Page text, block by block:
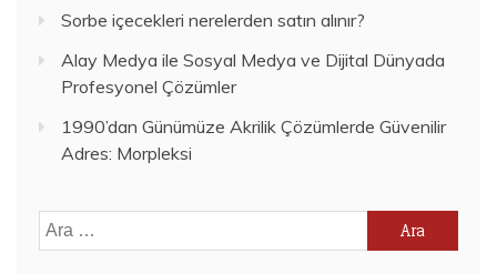
Sorbe içecekleri nerelerden satın alınır?
Alay Medya ile Sosyal Medya ve Dijital Dünyada
Profesyonel Çözümler
1990’dan Günümüze Akrilik Çözümlerde Güvenilir
Adres: Morpleksi
Arama: